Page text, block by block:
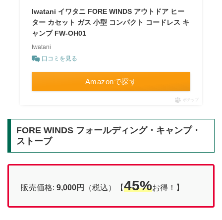
Iwatani イワタニ FORE WINDS アウトドア ヒー
ター カセット ガス 小型 コンパクト コードレス キ
ャンプ FW-OH01
Iwatani
口コミを見る
Amazonで探す
ポチップ
FORE WINDS フォールディング・キャンプ・
ストーブ
販売価格: 9,000円 （税込）【45%お得！】